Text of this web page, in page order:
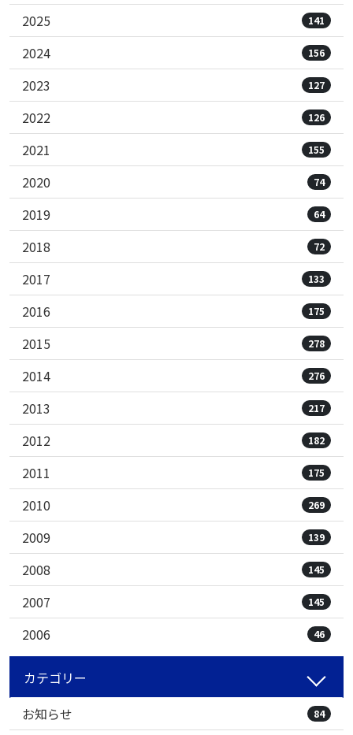
2025 141
2024 156
2023 127
2022 126
2021 155
2020 74
2019 64
2018 72
2017 133
2016 175
2015 278
2014 276
2013 217
2012 182
2011 175
2010 269
2009 139
2008 145
2007 145
2006 46
カテゴリー
お知らせ
84